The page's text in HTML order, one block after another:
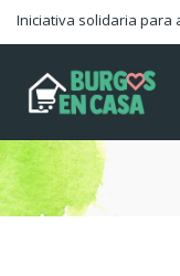
Iniciativa solidaria para